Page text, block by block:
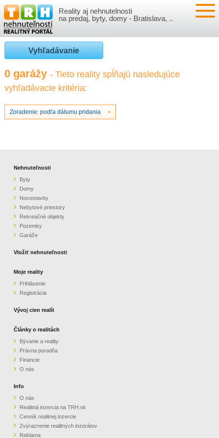
Reality aj nehnutelnosti
na predaj, byty, domy - Bratislava, ..
NEHNUTEĽNOSTI
BYTY
NOVOSTAVBY
NEBYTOVÉ PRIESTORY
GARÁŽE
VLOŽIŤ NEHNUTEĽNOSTI
PRIHLÁSENIE
REGISTRÁCIA
VÝVOJ CIEN REALÍT
ČLÁNKY O REALITÁCH
O NÁS
CENNÍK REALITNEJ INZERCIE
ZVÝRAZNENIE REALITNÝCH INZERÁTOV
PARTNERI
OBCHODNÉ PODMIENKY
KONTAKT
Vyhľadávanie
0 garážy - Tieto reality spĺňajú nasledujúce
vyhľadávacie kritéria:
Zoradenie: podľa dátumu pridania
Nehnuteľnosti
Byty
Domy
Novostavby
Nebytové priestory
Rekreačné objekty
Pozemky
Garáže
Vložiť nehnuteľnosti
Moje reality
Prihlásenie
Registrácia
Vývoj cien realít
Články o realitách
Bývanie a reality
Právna poradňa
Financie
O nás
Info
O nás
Realitná inzercia na TRH.sk
Cenník realitnej inzercie
Zvýraznenie realitných inzerátov
Reklama